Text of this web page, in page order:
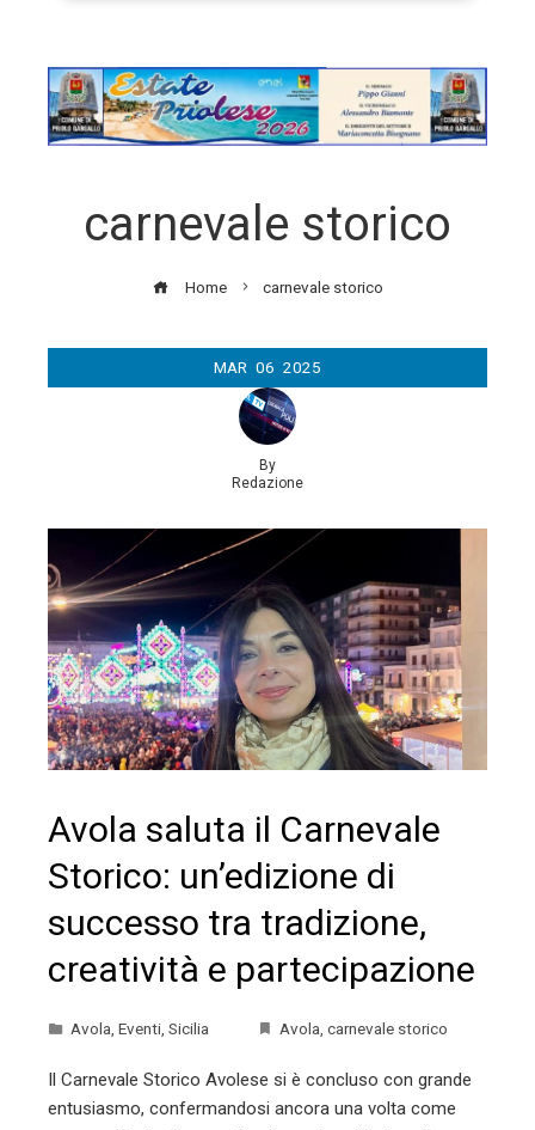
carnevale storico
Home carnevale storico
MAR 06 2025
By
Redazione
Avola saluta il Carnevale
Storico: un’edizione di
successo tra tradizione,
creatività e partecipazione
Avola, Eventi, Sicilia Avola, carnevale storico
Il Carnevale Storico Avolese si è concluso con grande
entusiasmo, confermandosi ancora una volta come